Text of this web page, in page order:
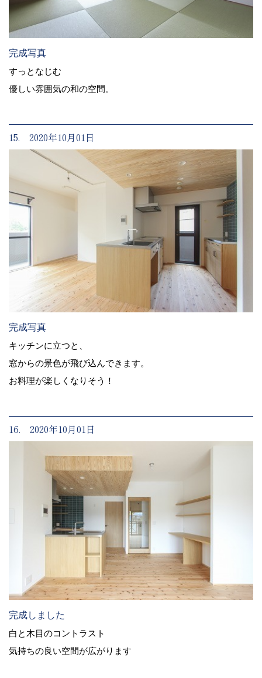
完成写真
すっとなじむ
優しい雰囲気の和の空間。
15. 2020年10月01日
完成写真
キッチンに立つと、
窓からの景色が飛び込んできます。
お料理が楽しくなりそう！
16. 2020年10月01日
完成しました
白と木目のコントラスト
気持ちの良い空間が広がります